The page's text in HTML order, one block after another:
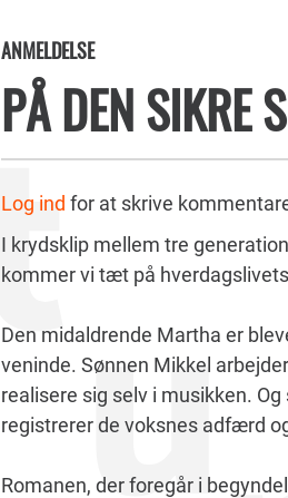
ANMELDELSE
PÅ DEN SIKRE
Log ind for at skrive
I krydsklip mellem tre
kommer vi tæt på
Den midaldrende Martha er
veninde. Sønnen Mikkel
realisere sig selv i musikken.
registrerer de voksnes adfærd
Romanen, der foregår i